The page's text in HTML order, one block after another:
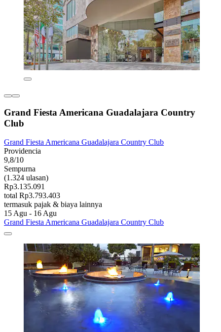
Grand Fiesta Americana Guadalajara Country
Club
Grand Fiesta Americana Guadalajara Country Club
Providencia
9,8/10
Sempurna
(1.324 ulasan)
Rp3.135.091
total Rp3.793.403
termasuk pajak & biaya lainnya
15 Agu - 16 Agu
Grand Fiesta Americana Guadalajara Country Club